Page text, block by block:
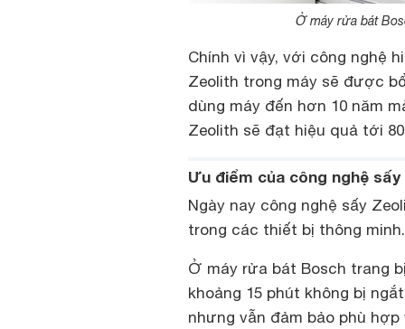
Ở máy rửa bát
Chính vì vậy, với công nghệ
Zeolith trong máy sẽ được
dùng máy đến hơn 10 năm
Zeolith sẽ đạt hiệu quả tới
Ưu điểm của công nghệ
Ngày nay công nghệ sấy
trong các thiết bị thông minh.
Ở máy rửa bát Bosch trang
khoảng 15 phút không bị
nhưng vẫn đảm bảo phù